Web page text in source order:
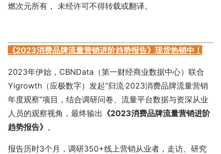
燃次元所有， 未经许可不得转载或翻译。
《2023消费品牌流量营销进阶趋势报告》现货热销中！
2023年伊始，CBNData（第一财经商业数据中心）联合
Yigrowth（应极数字）发起“归流·2023消费品牌流量营销
年度观察”项目，结合调研问卷、流量平台数据与资深从业
人员的观察视角，最终输出 《2023消费品牌流量营销进阶
趋势报告》 。
报告历时3个月，调研350+线上营销从业者，走访、研究